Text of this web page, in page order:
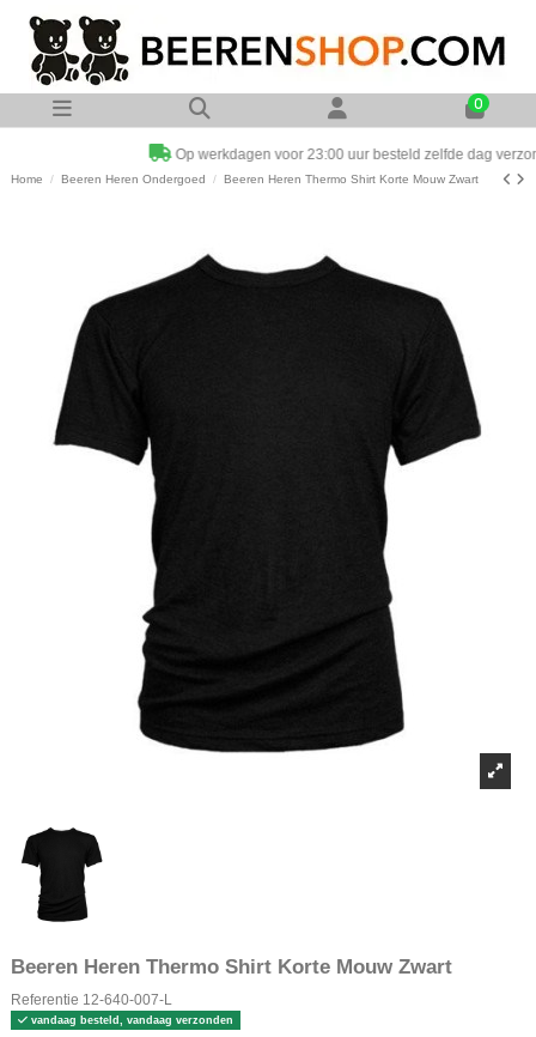
0
Op werkdagen voor 23:00 uur besteld zelfde dag verzonden
Home Beeren Heren Ondergoed Beeren Heren Thermo Shirt Korte Mouw Zwart
Beeren Heren Thermo Shirt Korte Mouw Zwart
Referentie 12-640-007-L
vandaag besteld, vandaag verzonden